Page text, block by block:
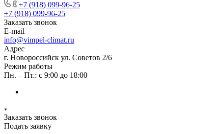
+7 (918) 099-96-25
+7 (918) 099-96-25
Заказать звонок
E-mail
info@vimpel-climat.ru
Адрес
г. Новороссийск ул. Советов 2/6
Режим работы
Пн. – Пт.: с 9:00 до 18:00
Заказать звонок
Подать заявку